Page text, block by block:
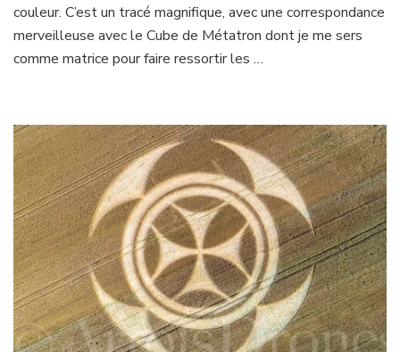
couleur. C’est un tracé magnifique, avec une correspondance
merveilleuse avec le Cube de Métatron dont je me sers
comme matrice pour faire ressortir les …